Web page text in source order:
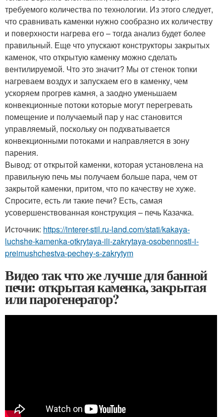
требуемого количества по технологии. Из этого следует,
что сравнивать каменки нужно сообразно их количеству
и поверхности нагрева его – тогда анализ будет более
правильный. Еще что упускают конструкторы закрытых
каменок, что открытую каменку можно сделать
вентилируемой. Что это значит? Мы от стенок топки
нагреваем воздух и запускаем его в каменку, чем
ускоряем прогрев камня, а заодно уменьшаем
конвекционные потоки которые могут перегревать
помещение и получаемый пар у нас становится
управляемый, поскольку он подхватывается
конвекционными потоками и направляется в зону
парения.
Вывод: от открытой каменки, которая установлена на
правильную печь мы получаем больше пара, чем от
закрытой каменки, притом, что по качеству не хуже.
Спросите, есть ли такие печи? Есть, самая
усовершенствованная конструкция – печь Казачка.
Источник: https://interer-stil.ru-land.com/stati/kakaya-
luchshe-kamenka-otkrytaya-ili-zakrytaya-osobennosti-i-
preimushchestva-pechey-s-zakrytym
Видео так что же лучше для банной
печи: открытая каменка, закрытая
или парогенератор?